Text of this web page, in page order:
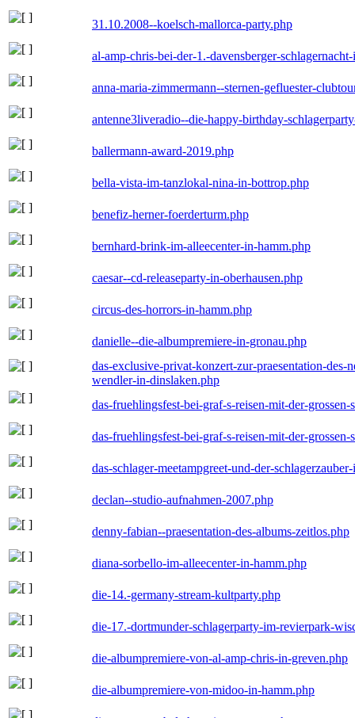
31.10.2008--koelsch-mallorca-party.php
al-amp-chris-bei-der-1.-davensberger-
anna-maria-zimmermann--sternen-gefluester-
antenne3liveradio--die-happy-birthday-
ballermann-award-2019.php
bella-vista-im-tanzlokal-nina-in-bottrop.php
benefiz-herner-foerderturm.php
bernhard-brink-im-alleecenter-in-hamm.php
caesar--cd-releaseparty-in-oberhausen.php
circus-des-horrors-in-hamm.php
danielle--die-albumpremiere-in-gronau.php
das-exclusive-privat-konzert-zur-praesentation-
wendler-in-dinslaken.php
das-fruehlingsfest-bei-graf-s-reisen-mit-der-
das-fruehlingsfest-bei-graf-s-reisen-mit-der-
das-schlager-meetampgreet-und-der-
declan--studio-aufnahmen-2007.php
denny-fabian--praesentation-des-albums-zeitlos.php
diana-sorbello-im-alleecenter-in-hamm.php
die-14.-germany-stream-kultparty.php
die-17.-dortmunder-schlagerparty-im-revierpark-
die-albumpremiere-von-al-amp-chris-in-greven.php
die-albumpremiere-von-midoo-in-hamm.php